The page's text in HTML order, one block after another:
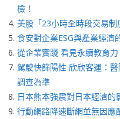
檢！
美股「23小時全時段交易制
食安對企業ESG與產業經濟
從企業實踐 看見永續教育力
駕駛快篩陽性 欣欣客運：
調查為準
日本熊本強震對日本經濟的
行動網路降速斷網並無因